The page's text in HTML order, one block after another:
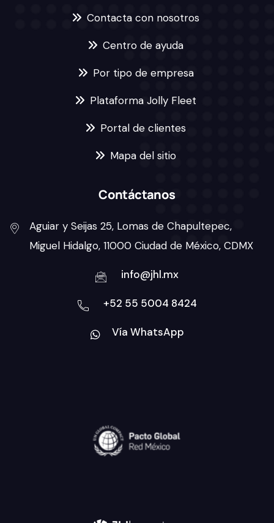
Contacta con nosotros
Centro de ayuda
Por tipo de empresa
Plataforma Jolly Fleet
Portal de clientes
Mapa del sitio
Contáctanos
Aguiar y Seijas 25, Lomas de Chapultepec,
Miguel Hidalgo, 11000 Ciudad de México, CDMX
info@jhl.mx
+52 55 5004 8424
Vía WhatsApp